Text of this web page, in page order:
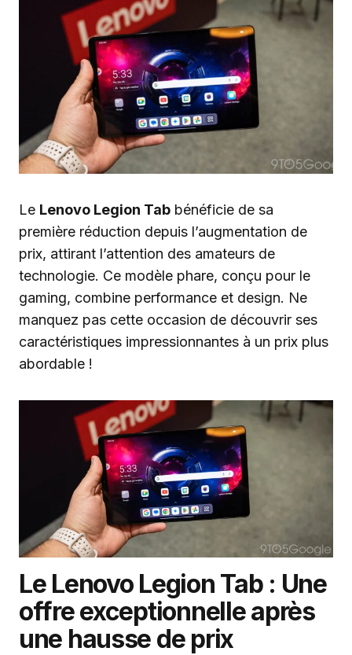
Le Lenovo Legion Tab bénéficie de sa
première réduction depuis l’augmentation de
prix, attirant l’attention des amateurs de
technologie. Ce modèle phare, conçu pour le
gaming, combine performance et design. Ne
manquez pas cette occasion de découvrir ses
caractéristiques impressionnantes à un prix plus
abordable !
Le Lenovo Legion Tab : Une
offre exceptionnelle après
une hausse de prix